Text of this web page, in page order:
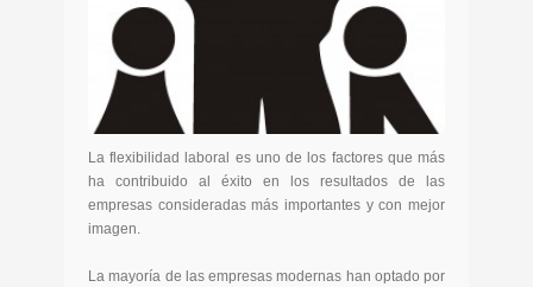
La flexibilidad laboral es uno de los factores que más
ha contribuido al éxito en los resultados de las
empresas consideradas más importantes y con mejor
imagen.
La mayoría de las empresas modernas han optado por